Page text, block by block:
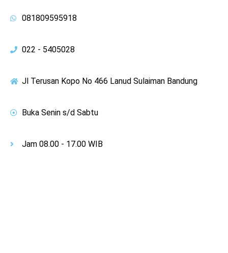
081809595918
022 - 5405028
Jl Terusan Kopo No 466 Lanud Sulaiman Bandung
Buka Senin s/d Sabtu
Jam 08.00 - 17.00 WIB